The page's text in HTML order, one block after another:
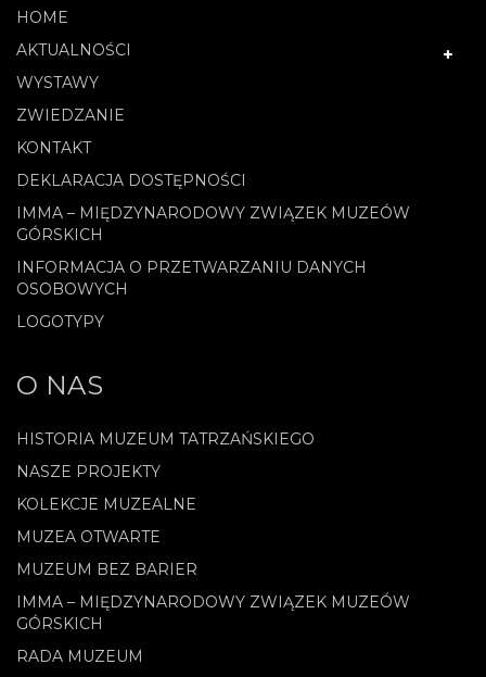
HOME
AKTUALNOŚCI
WYSTAWY
ZWIEDZANIE
KONTAKT
DEKLARACJA DOSTĘPNOŚCI
IMMA – MIĘDZYNARODOWY ZWIĄZEK MUZEÓW
GÓRSKICH
INFORMACJA O PRZETWARZANIU DANYCH
OSOBOWYCH
LOGOTYPY
O NAS
HISTORIA MUZEUM TATRZAŃSKIEGO
NASZE PROJEKTY
KOLEKCJE MUZEALNE
MUZEA OTWARTE
MUZEUM BEZ BARIER
IMMA – MIĘDZYNARODOWY ZWIĄZEK MUZEÓW
GÓRSKICH
RADA MUZEUM